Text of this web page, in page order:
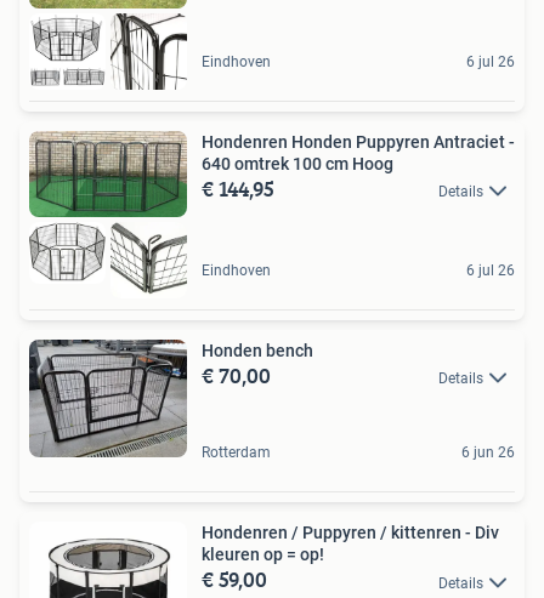
Eindhoven 6 jul 26
Hondenren Honden Puppyren Antraciet -
640 omtrek 100 cm Hoog
€ 144,95 Details
Eindhoven 6 jul 26
Honden bench
€ 70,00 Details
Rotterdam 6 jun 26
Hondenren / Puppyren / kittenren - Div
kleuren op = op!
€ 59,00 Details